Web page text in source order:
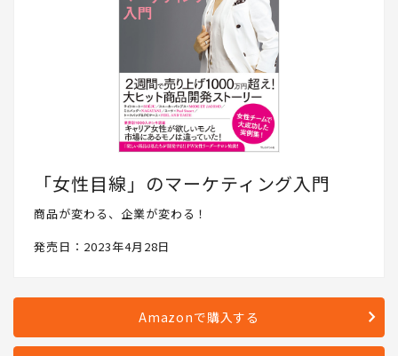
「女性目線」のマーケティング入門
商品が変わる、企業が変わる！
発売日：2023年4月28日
Amazonで購入する